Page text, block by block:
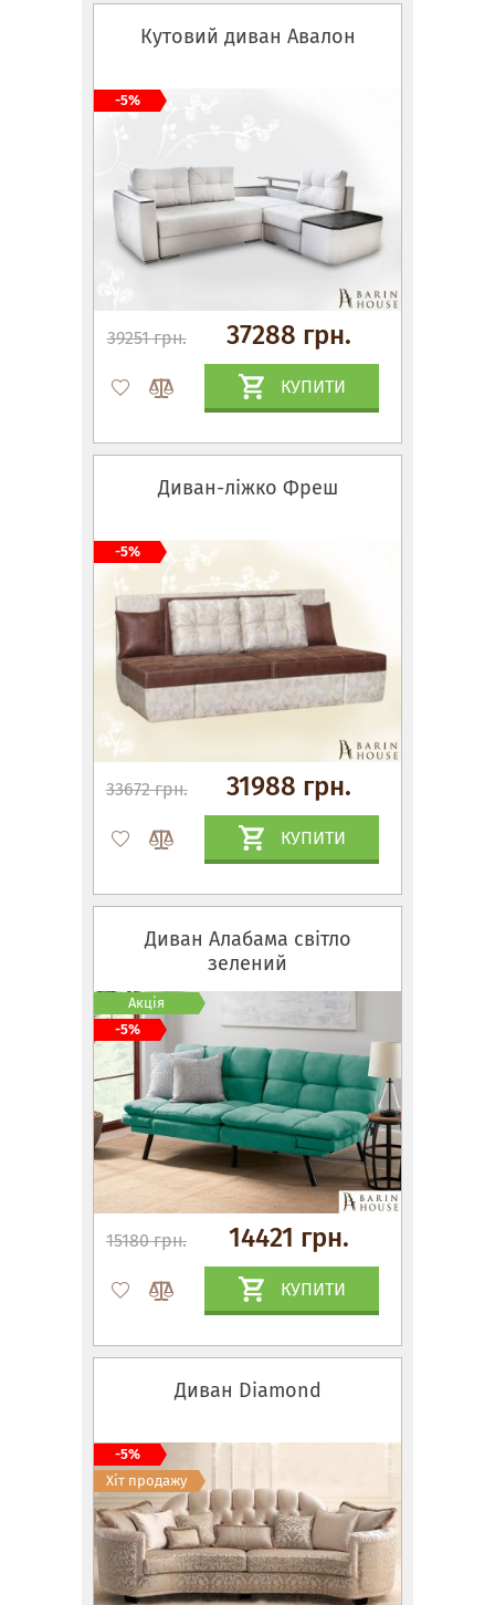
Кутовий диван Авалон
39251 грн. 37288 грн.
КУПИТИ
-5%
Диван-ліжко Фреш
33672 грн. 31988 грн.
КУПИТИ
-5%
Диван Алабама світло
зелений
15180 грн. 14421 грн.
КУПИТИ
Акція
-5%
Диван Diamond
-5%
Хіт продажу